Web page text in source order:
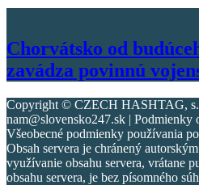
Chorvátsko od
zavádza povinnú
Copyright © CZECH HASHTAG,
nam@slovensko247.sk | Podmienky
Všeobecné podmienky používania
Obsah servera je chránený
využívanie obsahu servera, vrátane
obsahu servera, je bez písomného